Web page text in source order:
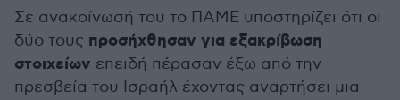
Σε ανακοίνωσή του το ΠΑΜΕ υποστηρίζει ότι οι
δύο τους προσήχθησαν για εξακρίβωση
στοιχείων επειδή πέρασαν έξω από την
πρεσβεία του Ισραήλ έχοντας αναρτήσει μια